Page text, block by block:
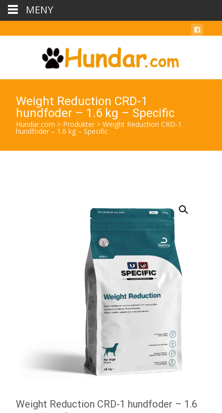
Weight Reduction CRD-1
hundfoder – 1.6 kg – Specific
Hundar.com > Produkter > Weight Reduction CRD-1
hundfoder – 1.6 kg – Specific
Weight Reduction CRD-1 hundfoder – 1.6
MENY